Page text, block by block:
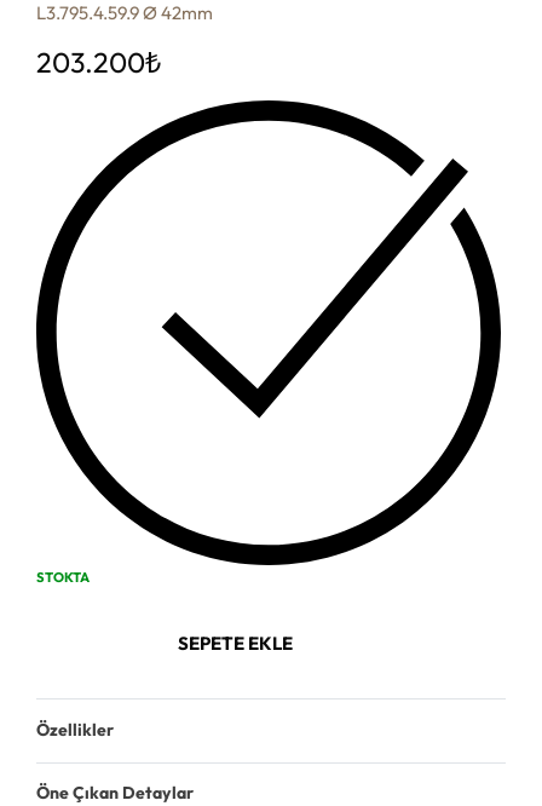
L3.795.4.59.9 Ø 42mm
203.200₺
STOKTA
SEPETE EKLE
Özellikler
Öne Çıkan Detaylar